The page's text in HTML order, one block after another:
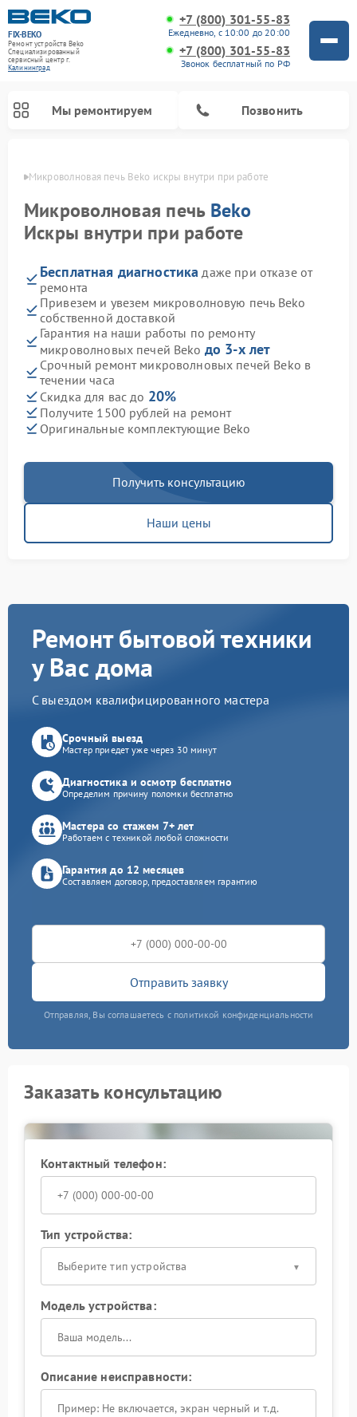
FIX-BEKO
Ремонт устройств Beko
Специализированный
cервисный центр г.
Калининград
+7 (800) 301-55-83
Ежедневно, с 10:00 до 20:00
+7 (800) 301-55-83
Звонок бесплатный по РФ
Мы ремонтируем Позвонить
Микроволновая печь Beko искры внутри при работе
Микроволновая печь Beko
Искры внутри при работе
Бесплатная диагностика даже при отказе от
ремонта
Привезем и увезем микроволновую печь Beko
собственной доставкой
Гарантия на наши работы по ремонту
микроволновых печей Beko до 3-х лет
Срочный ремонт микроволновых печей Beko в
течении часа
Скидка для вас до 20%
Получите 1500 рублей на ремонт
Оригинальные комплектующие Beko
Получить консультацию
Наши цены
Ремонт бытовой техники
у Вас дома
С выездом квалифицированного мастера
Срочный выезд
Мастер приедет уже через 30 минут
Диагностика и осмотр бесплатно
Определим причину поломки бесплатно
Мастера со стажем 7+ лет
Работаем с техникой любой сложности
Гарантия до 12 месяцев
Составляем договор, предоставляем гарантию
Отправить заявку
Отправляя, Вы соглашаетесь с политикой конфиденциальности
Заказать консультацию
Контактный телефон:
Тип устройства:
Выберите тип устройства
Модель устройства:
Описание неисправности: